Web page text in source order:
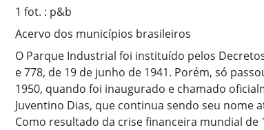
1 fot. : p&b
Acervo dos municípios brasileiros
O Parque Industrial foi instituído pelos
e 778, de 19 de junho de 1941. Porém, só
1950, quando foi inaugurado e chamado
Juventino Dias, que continua sendo seu nome
Como resultado da crise financeira mundial